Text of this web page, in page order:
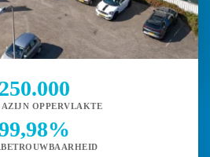
250.000
OPPERVLAKTE